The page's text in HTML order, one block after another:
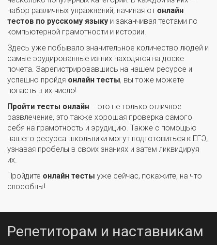
набор различных упражнений, начиная от онлайн
тестов по русскому языку и заканчивая тестами по
компьютерной грамотности и истории.
Здесь уже побывало значительное количество людей и
самые эрудированные из них находятся на доске
почета. Зарегистрировавшись на нашем ресурсе и
успешно пройдя онлайн тесты, вы тоже можете
попасть в их число!
Пройти тесты онлайн – это не только отличное
развлечение, это также хорошая проверка самого
себя на грамотность и эрудицию. Также с помощью
нашего ресурса школьники могут подготовиться к ЕГЭ,
узнавая пробелы в своих знаниях и затем ликвидируя
их.
Пройдите онлайн тесты уже сейчас, покажите, на что
способны!
Репетиторам и наставникам